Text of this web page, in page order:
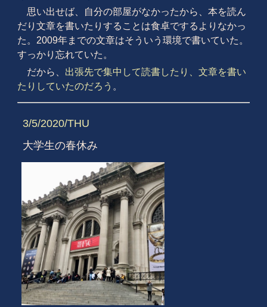
思い出せば、自分の部屋がなかったから、本を読ん
だり文章を書いたりすることは食卓でするよりなかっ
た。2009年までの文章はそういう環境で書いていた。
すっかり忘れていた。
だから、 出張先で集中して読書したり、文章を書い
たりしていたのだろう 。
3/5/2020/THU
大学生の春休み